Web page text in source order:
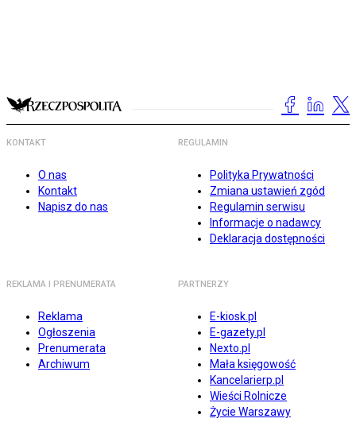
KONTAKT
O nas
Kontakt
Napisz do nas
REGULAMIN
Polityka Prywatności
Zmiana ustawień zgód
Regulamin serwisu
Informacje o nadawcy
Deklaracja dostępności
REKLAMA I PRENUMERATA
Reklama
Ogłoszenia
Prenumerata
Archiwum
PARTNERZY
E-kiosk.pl
E-gazety.pl
Nexto.pl
Mała księgowość
Kancelarierp.pl
Wieści Rolnicze
Życie Warszawy